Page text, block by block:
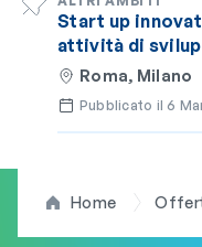
Start up
attività di
Roma, Milano
Pubblicato il 6
Home